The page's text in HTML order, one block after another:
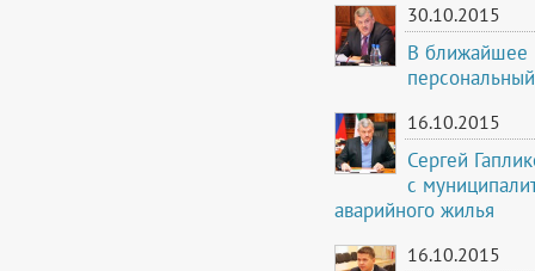
30.10.2015
В ближайшее
16.10.2015
Сергей
с
аварийного жилья
16.10.2015